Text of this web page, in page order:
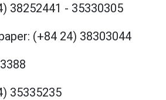
38252441 - 35330305
(+84 24) 38303044
35335235